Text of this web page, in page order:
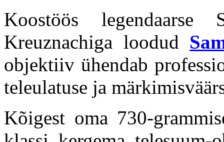
Koostöös legendaarse
Kreuznachiga loodud
objektiiv ühendab
teleulatuse ja
Kõigest oma 730-